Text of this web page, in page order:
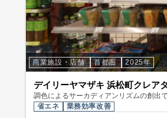
商業施設・店舗 首都圏 2025年
デイリーヤマザキ 浜松町クレア
調色によるサーカディアンリズムの創出
省エネ
業務効率改善